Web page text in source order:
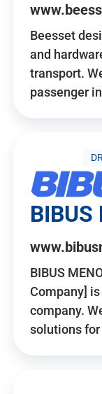
Beesset
and
transport.
passenger
BIBUS
BIBUS
Company]
company.
solutions